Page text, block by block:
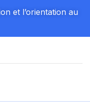
et l’orientation au